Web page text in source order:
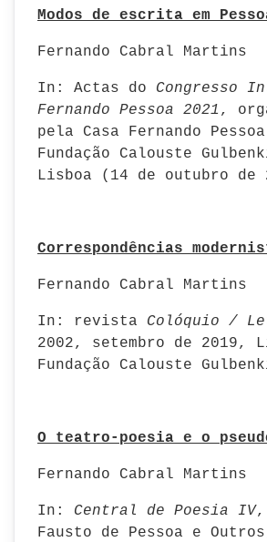
Modos de escrita em
Fernando Cabral Martins
In: Actas do Congresso
Fernando Pessoa 2021 ,
pela Casa Fernando
Fundação Calouste
Lisboa (14 de outubro de
Correspondências
Fernando Cabral Martins
In: revista Colóquio /
2002, setembro de 2019,
Fundação Calouste
O teatro-poesia e o
Fernando Cabral Martins
In: Central de Poesia IV,
Fausto de Pessoa e